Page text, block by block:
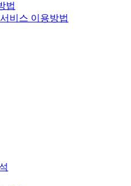
법
비스 이용방법